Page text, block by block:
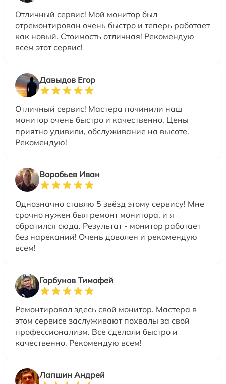
Отличный сервис! Мой монитор был
отремонтирован очень быстро и теперь работает
как новый. Стоимость отличная! Рекомендую
всем этот сервис!
Давыдов Егор
Отличный сервис! Мастера починили наш
монитор очень быстро и качественно. Цены
приятно удивили, обслуживание на высоте.
Рекомендую!
Воробьев Иван
Однозначно ставлю 5 звёзд этому сервису! Мне
срочно нужен был ремонт монитора, и я
обратился сюда. Результат - монитор работает
без нареканий! Очень доволен и рекомендую
всем!
Горбунов Тимофей
Ремонтировал здесь свой монитор. Мастера в
этом сервисе заслуживают похвалы за свой
профессионализм. Все сделали быстро и
качественно. Рекомендую всем!
Лапшин Андрей